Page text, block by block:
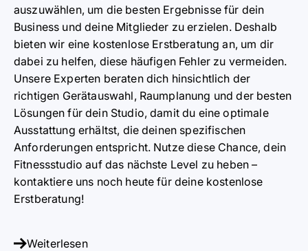
auszuwählen, um die besten Ergebnisse für dein
Business und deine Mitglieder zu erzielen. Deshalb
bieten wir eine kostenlose Erstberatung an, um dir
dabei zu helfen, diese häufigen Fehler zu vermeiden.
Unsere Experten beraten dich hinsichtlich der
richtigen Gerätauswahl, Raumplanung und der besten
Lösungen für dein Studio, damit du eine optimale
Ausstattung erhältst, die deinen spezifischen
Anforderungen entspricht. Nutze diese Chance, dein
Fitnessstudio auf das nächste Level zu heben –
kontaktiere uns noch heute für deine kostenlose
Erstberatung!
Weiterlesen